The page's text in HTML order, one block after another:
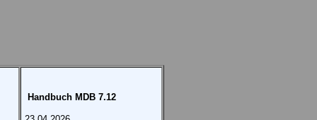
Handbuch MDB 7.12